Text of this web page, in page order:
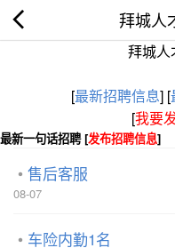
拜城人
拜城人
[最新招聘信息] [
[我要
最新一句话招聘 [发布招聘信息]
售后客服
08-07
车险内勤1名